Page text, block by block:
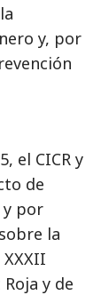
y, por
el CICR y
de
y por
la
y de